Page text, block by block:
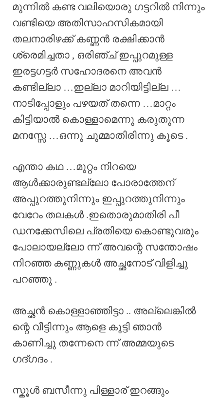
മുന്നിൽ കണ്ട വലിയൊരു ഗട്ടറിൽ നിന്നും
വണ്ടിയെ അതിസാഹസികമായി
തലനാരിഴക്ക് കണ്ണൻ രക്ഷിക്കാൻ
ശ്രെമിച്ചതാ , ഒരിഞ്ച് ഇപ്പുറമുള്ള
ഇരട്ടഗട്ടർ സഹോദരനെ അവൻ
കണ്ടില്ലാ …ഇല്ലാ മാറിയിട്ടില്ല …
നാടിപ്പോളും പഴയത് തന്നെ …മാറ്റം
കിട്ടിയാൽ കൊള്ളാമെന്നു കരുതുന്ന
മനസ്സേ …ഒന്നു ചുമ്മാതിരിന്നു കൂടെ .
എന്താ കഥ …മുറ്റം നിറയെ
ആൾക്കാരുണ്ടല്ലോ പോരാത്തേന്
അപ്പുറത്തുനിന്നും ഇപ്പുറത്തുനിന്നും
വേറേം തലകൾ .ഇതൊരുമാതിരി പീ
ഡനക്കേസിലെ പ്രതിയെ കൊണ്ടുവരും
പോലായല്ലോ ന്ന് അവന്റെ സന്തോഷം
നിറഞ്ഞ കണ്ണുകൾ അച്ഛനോട് വിളിച്ചു
പറഞ്ഞു .
അച്ഛൻ കൊള്ളാഞ്ഞിട്ടാ .. അല്ലെങ്കിൽ
ന്റെ വീട്ടിന്നും ആളെ കൂട്ടി ഞാൻ
കാണിച്ചു തന്നേനെ ന്ന് അമ്മയുടെ
ഗദ്ഗദം .
സ്കൂൾ ബസീന്നു പിള്ളാര് ഇറങ്ങും